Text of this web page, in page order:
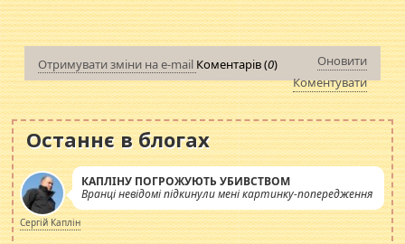
Отримувати зміни на e-mail Коментарів (0)
Оновити
Коментувати
Останнє в блогах
КАПЛІНУ ПОГРОЖУЮТЬ УБИВСТВОМ
Вранці невідомі підкинули мені картинку-попередження
Сергій Каплін